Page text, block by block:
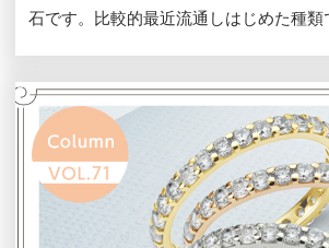
石です。比較的最近流通しはじめた種類